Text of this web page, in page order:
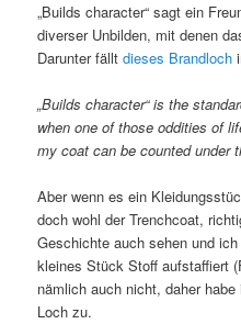
„Builds character“ sagt ein
diverser Unbilden, mit denen
Darunter fälltdieses Brandloch
„Builds character“ is the
when one of those oddities of
my coat can be counted under
Aber wenn es ein
doch wohl der Trenchcoat,
Geschichte auch sehen und
kleines Stück Stoff aufstaffiert
nämlich auch nicht, daher
Loch zu.